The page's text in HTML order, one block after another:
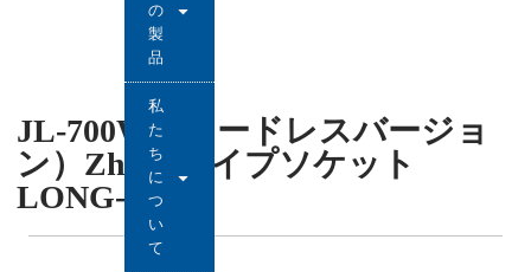
の
製
品
私
た
ち
に
つ
い
て
JL-700W（リードレスバージョ
ン）Zhagaタイプソケット
LONG-JOIN